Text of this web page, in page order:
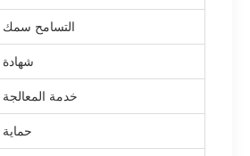
التسامح سمك
شهادة
خدمة المعالجة
حماية